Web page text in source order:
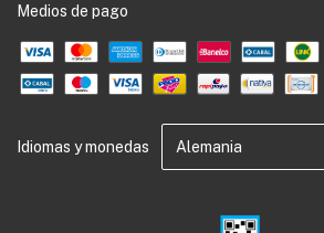
Medios de pago
Idiomas y monedas